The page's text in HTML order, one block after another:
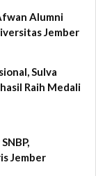
Alumni
Jember
Sulva
Raih Medali
Jember